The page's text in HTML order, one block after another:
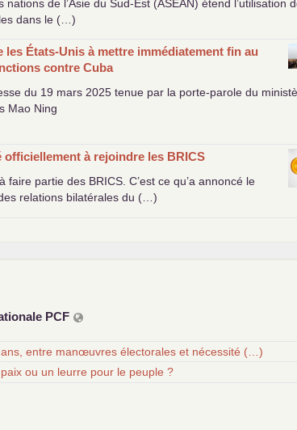
nations de l’Asie du Sud-Est (ASEAN) étend l’utilisation
dans le (…)
les États-Unis à mettre immédiatement fin au
contre Cuba
du 19 mars 2025 tenue par la porte-parole du
Mao Ning
officiellement à rejoindre les BRICS
faire partie des BRICS . C’est ce qu’a annoncé le
relations bilatérales du (…)
PCF
entre manœuvres électorales et nécessité (…)
ou un leurre pour le peuple ?